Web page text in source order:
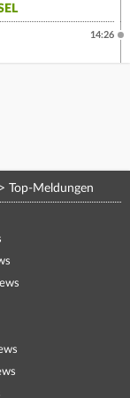
14:26
Top-Meldungen